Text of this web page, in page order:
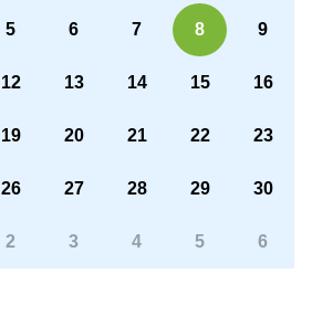
5 6 7 8 9
12 13 14 15 16
19 20 21 22 23
26 27 28 29 30
2 3 4 5 6